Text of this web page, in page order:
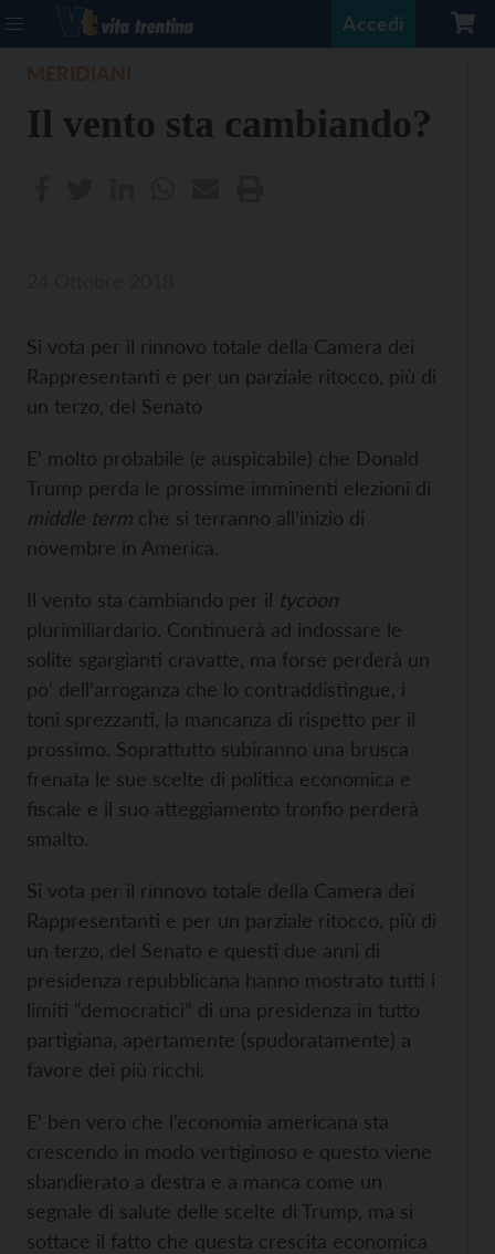
Accedi
Il vento sta cambiando?
Si vota per il rinnovo totale della Camera dei
Rappresentanti e per un parziale ritocco, più di
un terzo, del Senato
E’ molto probabile (e auspicabile) che Donald
Trump perda le prossime imminenti elezioni di
middle term che si terranno all’inizio di
novembre in America.
Il vento sta cambiando per il tycoon
plurimiliardario. Continuerà ad indossare le
solite sgargianti cravatte, ma forse perderà un
po’ dell’arroganza che lo contraddistingue, i
toni sprezzanti, la mancanza di rispetto per il
prossimo. Soprattutto subiranno una brusca
frenata le sue scelte di politica economica e
fiscale e il suo atteggiamento tronfio perderà
smalto.
Si vota per il rinnovo totale della Camera dei
Rappresentanti e per un parziale ritocco, più di
un terzo, del Senato e questi due anni di
presidenza repubblicana hanno mostrato tutti i
limiti “democratici” di una presidenza in tutto
partigiana, apertamente (spudoratamente) a
favore dei più ricchi.
E’ ben vero che l’economia americana sta
crescendo in modo vertiginoso e questo viene
sbandierato a destra e a manca come un
segnale di salute delle scelte di Trump, ma si
sottace il fatto che questa crescita economica